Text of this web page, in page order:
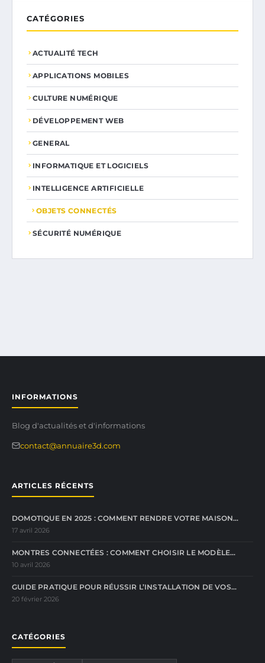
CATÉGORIES
ACTUALITÉ TECH
APPLICATIONS MOBILES
CULTURE NUMÉRIQUE
DÉVELOPPEMENT WEB
GENERAL
INFORMATIQUE ET LOGICIELS
INTELLIGENCE ARTIFICIELLE
OBJETS CONNECTÉS
SÉCURITÉ NUMÉRIQUE
INFORMATIONS
Blog d'actualités et d'informations
contact@annuaire3d.com
ARTICLES RÉCENTS
DOMOTIQUE EN 2025 : COMMENT RENDRE VOTRE MAISON…
17 avril 2026
MONTRES CONNECTÉES : COMMENT CHOISIR LE MODÈLE…
10 avril 2026
GUIDE PRATIQUE POUR RÉUSSIR L’INSTALLATION DE VOS…
20 février 2026
CATÉGORIES